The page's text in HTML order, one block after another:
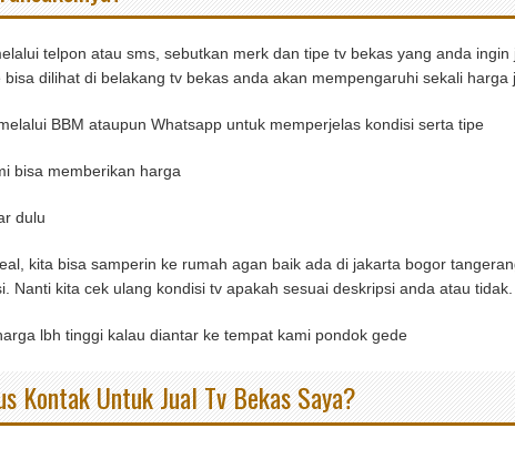
telpon atau sms, sebutkan merk dan tipe tv bekas yang anda ingin
bisa dilihat di belakang tv bekas anda akan mempengaruhi sekali harga
BBM ataupun Whatsapp untuk memperjelas kondisi serta tipe
bisa memberikan harga
dulu
kita bisa samperin ke rumah agan baik ada di jakarta bogor
Nanti kita cek ulang kondisi tv apakah sesuai deskripsi anda atau tidak.
lbh tinggi kalau diantar ke tempat kami pondok gede
Kontak Untuk Jual Tv Bekas Saya?